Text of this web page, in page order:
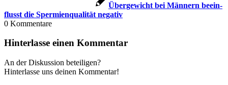
Über­ge­wicht bei Män­nern beein­
flusst die Sper­mi­en­qua­li­tät nega­tiv
0 Kommentare
Hinterlasse einen Kommentar
An der Diskussion beteiligen?
Hinterlasse uns deinen Kommentar!